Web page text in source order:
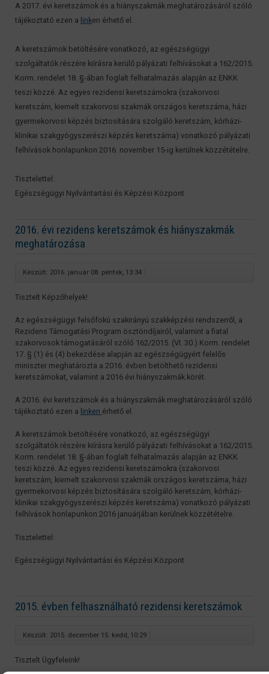
A 2017. évi keretszámok és a hiányszakmák meghatározásáról szóló
tájékoztató ezen a linken érhető el.
A keretszámok betöltésére vonatkozó, az egészségügyi
szolgáltatók részére kiírásra kerülő pályázati felhívásokat a 162/2015.
Korm. rendelet 18. §-ában foglalt felhatalmazás alapján az ENKK
teszi közzé. Az egyes rezidensi keretszámokra (szakorvosi
keretszám, kiemelt szakorvosi szakmák országos keretszáma, házi
gyermekorvosi képzés biztosítására szolgáló keretszám, kórházi-
klinikai szakgyógyszerészi képzés keretszáma) vonatkozó pályázati
felhívások honlapunkon 2016. november 15-ig kerülnek közzétételre.
Tisztelettel:
Egészségügyi Nyilvántartási és Képzési Központ
2016. évi rezidens keretszámok és hiányszakmák
meghatározása
Készült: 2016. január 08. péntek, 13:34
Tisztelt Képzőhelyek!
Az egészségügyi felsőfokú szakirányú szakképzési rendszerről, a
Rezidens Támogatási Program ösztöndíjairól, valamint a fiatal
szakorvosok támogatásáról szóló 162/2015. (VI. 30.) Korm. rendelet
17. § (1) és (4) bekezdése alapján az egészségügyért felelős
miniszter meghatározta a 2016. évben betölthető rezidensi
keretszámokat, valamint a 2016 évi hiányszakmák körét.
A 2016. évi keretszámok és a hiányszakmák meghatározásáról szóló
tájékoztató ezen a linken érhető el.
A keretszámok betöltésére vonatkozó, az egészségügyi
szolgáltatók részére kiírásra kerülő pályázati felhívásokat a 162/2015.
Korm. rendelet 18. §-ában foglalt felhatalmazás alapján az ENKK
teszi közzé. Az egyes rezidensi keretszámokra (szakorvosi
keretszám, kiemelt szakorvosi szakmák országos keretszáma, házi
gyermekorvosi képzés biztosítására szolgáló keretszám, kórházi-
klinikai szakgyógyszerészi képzés keretszáma) vonatkozó pályázati
felhívások honlapunkon 2016 januárjában kerülnek közzétételre.
Tisztelettel:
Egészségügyi Nyilvántartási és Képzési Központ
2015. évben felhasználható rezidensi keretszámok
Készült: 2015. december 15. kedd, 10:29
Tisztelt Ügyfeleink!